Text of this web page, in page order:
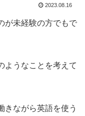
2023.08.16
が未経験の方でもで
ようなことを考えて
きながら英語を使う